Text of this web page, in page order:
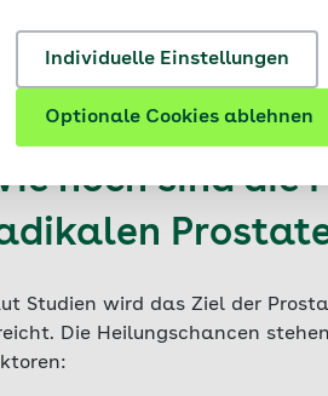
Individuelle Einstellungen
Optionale Cookies ablehnen
hoch sind die
Studien wird das Ziel der
Die Heilungschancen